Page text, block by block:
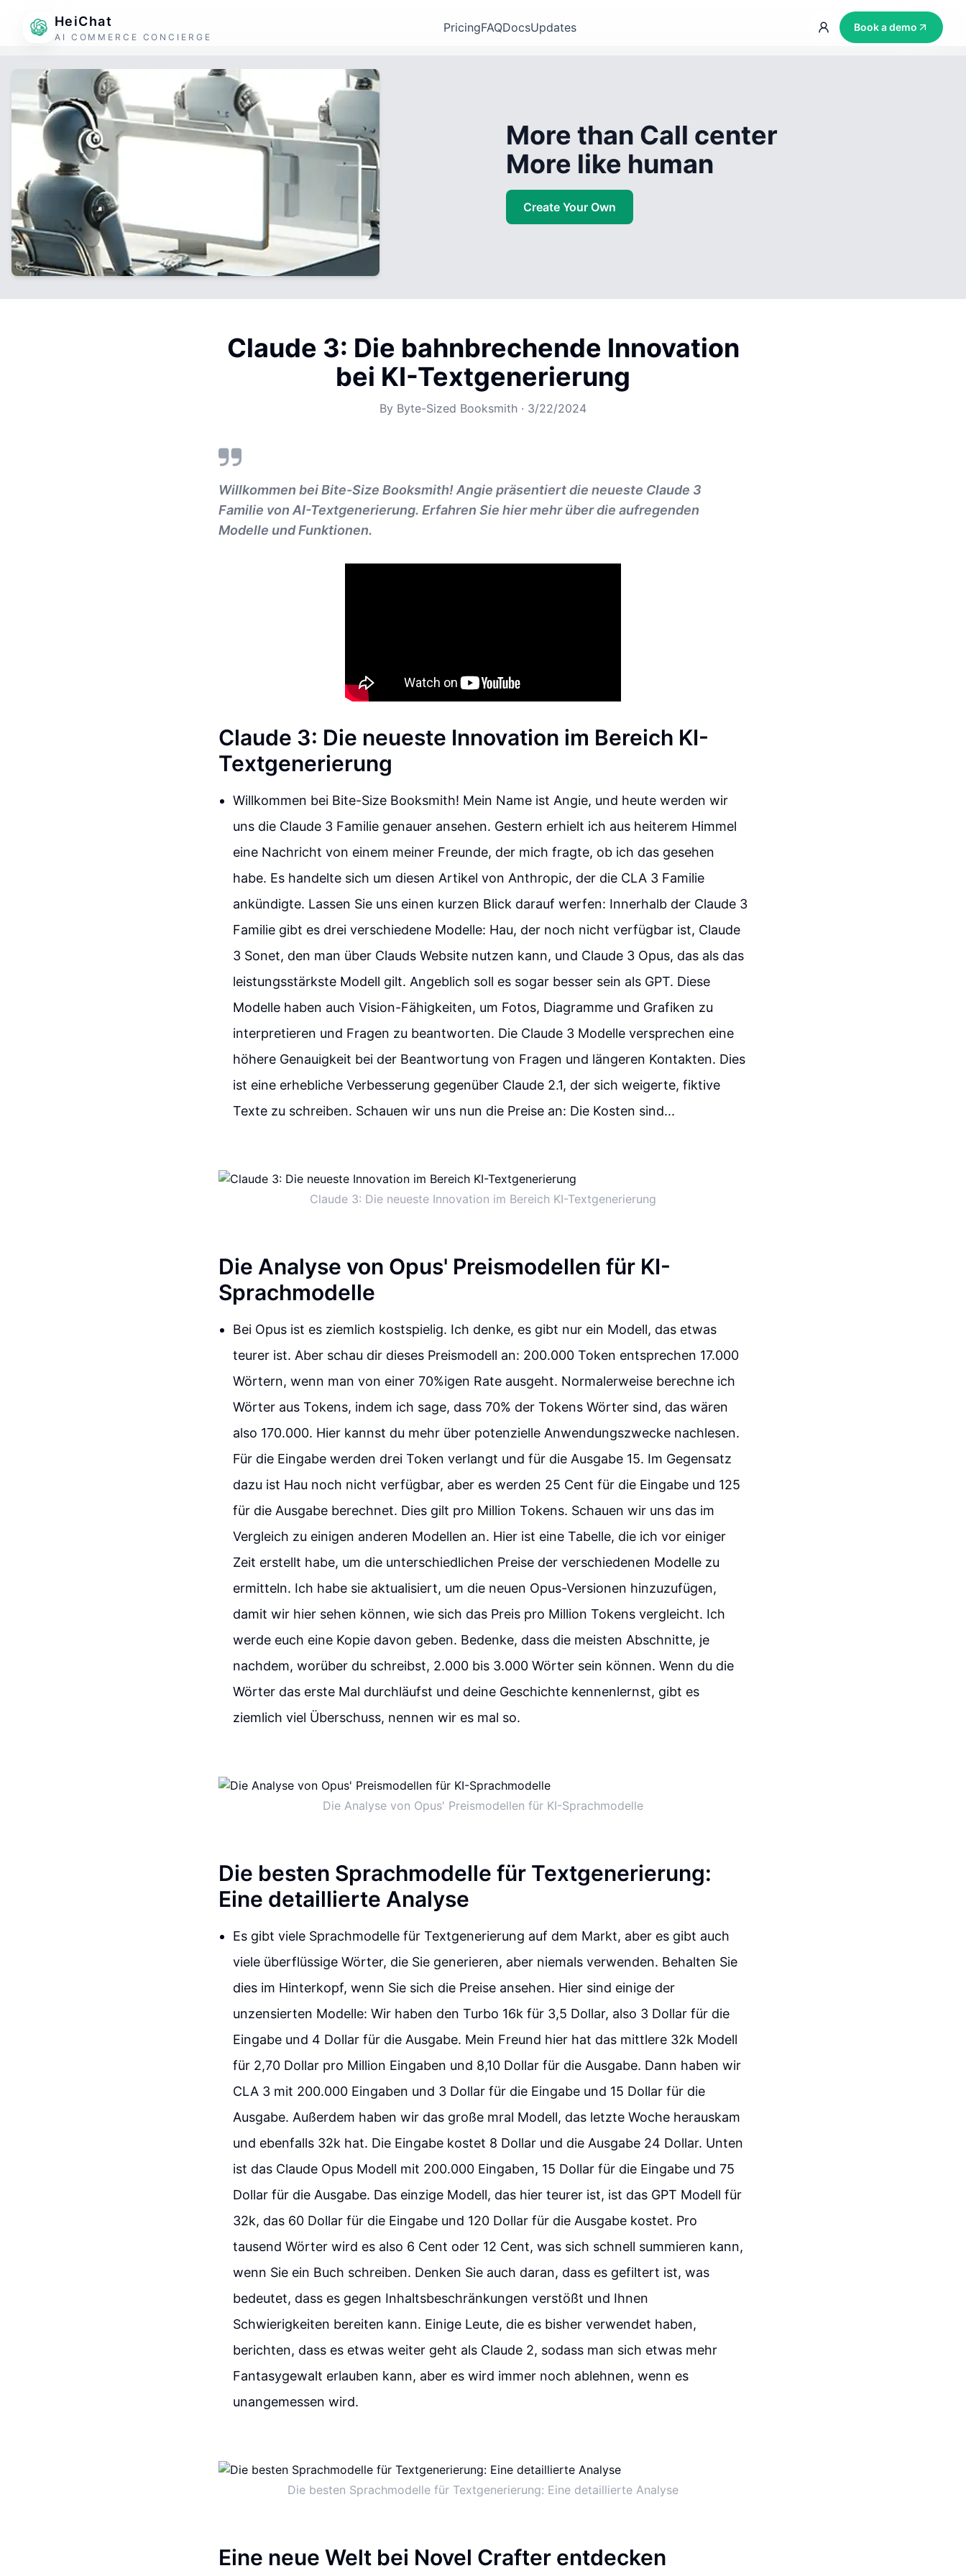
HeiChat
AI COMMERCE CONCIERGE
PricingFAQDocsUpdates Book a demo
More than Call center
More like human
Create Your Own
Claude 3: Die bahnbrechende Innovation
bei KI-Textgenerierung
By Byte-Sized Booksmith · 3/22/2024
Willkommen bei Bite-Size Booksmith! Angie präsentiert die neueste Claude 3
Familie von AI-Textgenerierung. Erfahren Sie hier mehr über die aufregenden
Modelle und Funktionen.
Claude 3: Die neueste Innovation im Bereich KI-
Textgenerierung
Willkommen bei Bite-Size Booksmith! Mein Name ist Angie, und heute werden wir
uns die Claude 3 Familie genauer ansehen. Gestern erhielt ich aus heiterem Himmel
eine Nachricht von einem meiner Freunde, der mich fragte, ob ich das gesehen
habe. Es handelte sich um diesen Artikel von Anthropic, der die CLA 3 Familie
ankündigte. Lassen Sie uns einen kurzen Blick darauf werfen: Innerhalb der Claude 3
Familie gibt es drei verschiedene Modelle: Hau, der noch nicht verfügbar ist, Claude
3 Sonet, den man über Clauds Website nutzen kann, und Claude 3 Opus, das als das
leistungsstärkste Modell gilt. Angeblich soll es sogar besser sein als GPT. Diese
Modelle haben auch Vision-Fähigkeiten, um Fotos, Diagramme und Grafiken zu
interpretieren und Fragen zu beantworten. Die Claude 3 Modelle versprechen eine
höhere Genauigkeit bei der Beantwortung von Fragen und längeren Kontakten. Dies
ist eine erhebliche Verbesserung gegenüber Claude 2.1, der sich weigerte, fiktive
Texte zu schreiben. Schauen wir uns nun die Preise an: Die Kosten sind...
Claude 3: Die neueste Innovation im Bereich KI-Textgenerierung
Die Analyse von Opus' Preismodellen für KI-
Sprachmodelle
Bei Opus ist es ziemlich kostspielig. Ich denke, es gibt nur ein Modell, das etwas
teurer ist. Aber schau dir dieses Preismodell an: 200.000 Token entsprechen 17.000
Wörtern, wenn man von einer 70%igen Rate ausgeht. Normalerweise berechne ich
Wörter aus Tokens, indem ich sage, dass 70% der Tokens Wörter sind, das wären
also 170.000. Hier kannst du mehr über potenzielle Anwendungszwecke nachlesen.
Für die Eingabe werden drei Token verlangt und für die Ausgabe 15. Im Gegensatz
dazu ist Hau noch nicht verfügbar, aber es werden 25 Cent für die Eingabe und 125
für die Ausgabe berechnet. Dies gilt pro Million Tokens. Schauen wir uns das im
Vergleich zu einigen anderen Modellen an. Hier ist eine Tabelle, die ich vor einiger
Zeit erstellt habe, um die unterschiedlichen Preise der verschiedenen Modelle zu
ermitteln. Ich habe sie aktualisiert, um die neuen Opus-Versionen hinzuzufügen,
damit wir hier sehen können, wie sich das Preis pro Million Tokens vergleicht. Ich
werde euch eine Kopie davon geben. Bedenke, dass die meisten Abschnitte, je
nachdem, worüber du schreibst, 2.000 bis 3.000 Wörter sein können. Wenn du die
Wörter das erste Mal durchläufst und deine Geschichte kennenlernst, gibt es
ziemlich viel Überschuss, nennen wir es mal so.
Die Analyse von Opus' Preismodellen für KI-Sprachmodelle
Die besten Sprachmodelle für Textgenerierung:
Eine detaillierte Analyse
Es gibt viele Sprachmodelle für Textgenerierung auf dem Markt, aber es gibt auch
viele überflüssige Wörter, die Sie generieren, aber niemals verwenden. Behalten Sie
dies im Hinterkopf, wenn Sie sich die Preise ansehen. Hier sind einige der
unzensierten Modelle: Wir haben den Turbo 16k für 3,5 Dollar, also 3 Dollar für die
Eingabe und 4 Dollar für die Ausgabe. Mein Freund hier hat das mittlere 32k Modell
für 2,70 Dollar pro Million Eingaben und 8,10 Dollar für die Ausgabe. Dann haben wir
CLA 3 mit 200.000 Eingaben und 3 Dollar für die Eingabe und 15 Dollar für die
Ausgabe. Außerdem haben wir das große mral Modell, das letzte Woche herauskam
und ebenfalls 32k hat. Die Eingabe kostet 8 Dollar und die Ausgabe 24 Dollar. Unten
ist das Claude Opus Modell mit 200.000 Eingaben, 15 Dollar für die Eingabe und 75
Dollar für die Ausgabe. Das einzige Modell, das hier teurer ist, ist das GPT Modell für
32k, das 60 Dollar für die Eingabe und 120 Dollar für die Ausgabe kostet. Pro
tausend Wörter wird es also 6 Cent oder 12 Cent, was sich schnell summieren kann,
wenn Sie ein Buch schreiben. Denken Sie auch daran, dass es gefiltert ist, was
bedeutet, dass es gegen Inhaltsbeschränkungen verstößt und Ihnen
Schwierigkeiten bereiten kann. Einige Leute, die es bisher verwendet haben,
berichten, dass es etwas weiter geht als Claude 2, sodass man sich etwas mehr
Fantasygewalt erlauben kann, aber es wird immer noch ablehnen, wenn es
unangemessen wird.
Die besten Sprachmodelle für Textgenerierung: Eine detaillierte Analyse
Eine neue Welt bei Novel Crafter entdecken